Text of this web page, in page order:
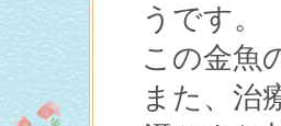
うです。
この金魚
また、治